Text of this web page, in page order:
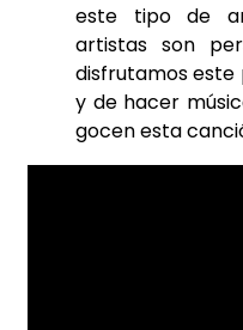
este tipo de
artistas son
disfrutamos
y de hacer
gocen esta